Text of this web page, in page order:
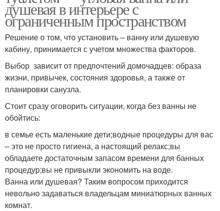
душевая в интерьере с
ограниченным пространством
Решение о том, что установить – ванну или душевую
кабину, принимается с учетом множества факторов.
Выбор зависит от предпочтений домочадцев: образа
жизни, привычек, состояния здоровья, а также от
планировки санузла.
Стоит сразу оговорить ситуации, когда без ванны не
обойтись:
в семье есть маленькие дети;водные процедуры для вас
– это не просто гигиена, а настоящий релакс;вы
обладаете достаточным запасом времени для банных
процедур;вы не привыкли экономить на воде.
Ванна или душевая? Таким вопросом приходится
невольно задаваться владельцам миниатюрных ванных
комнат.